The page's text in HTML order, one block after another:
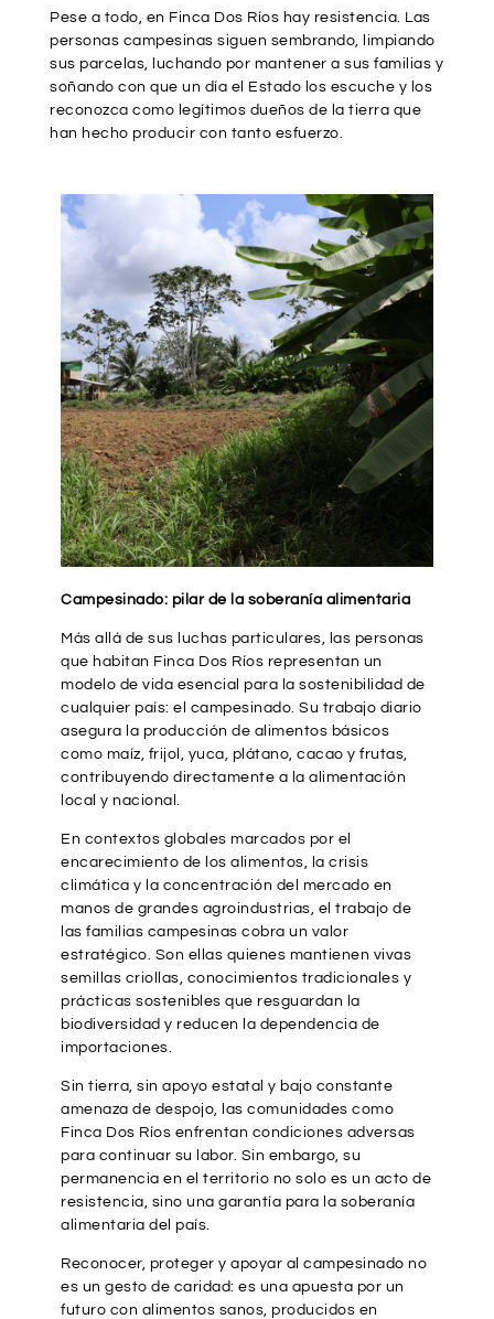
Pese a todo, en Finca Dos Ríos hay resistencia. Las
personas campesinas siguen sembrando, limpiando
sus parcelas, luchando por mantener a sus familias y
soñando con que un día el Estado los escuche y los
reconozca como legítimos dueños de la tierra que
han hecho producir con tanto esfuerzo.
Campesinado: pilar de la soberanía alimentaria
Más allá de sus luchas particulares, las personas
que habitan Finca Dos Ríos representan un
modelo de vida esencial para la sostenibilidad de
cualquier país: el campesinado. Su trabajo diario
asegura la producción de alimentos básicos
como maíz, frijol, yuca, plátano, cacao y frutas,
contribuyendo directamente a la alimentación
local y nacional.
En contextos globales marcados por el
encarecimiento de los alimentos, la crisis
climática y la concentración del mercado en
manos de grandes agroindustrias, el trabajo de
las familias campesinas cobra un valor
estratégico. Son ellas quienes mantienen vivas
semillas criollas, conocimientos tradicionales y
prácticas sostenibles que resguardan la
biodiversidad y reducen la dependencia de
importaciones.
Sin tierra, sin apoyo estatal y bajo constante
amenaza de despojo, las comunidades como
Finca Dos Ríos enfrentan condiciones adversas
para continuar su labor. Sin embargo, su
permanencia en el territorio no solo es un acto de
resistencia, sino una garantía para la soberanía
alimentaria del país.
Reconocer, proteger y apoyar al campesinado no
es un gesto de caridad: es una apuesta por un
futuro con alimentos sanos, producidos en